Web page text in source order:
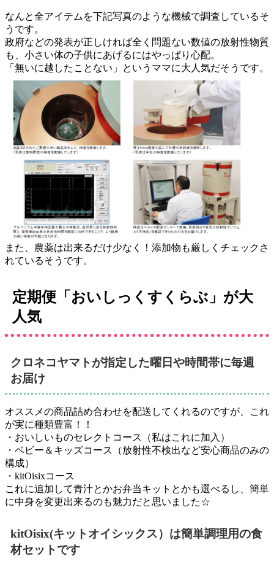
なんと全アイテムを下記写真のような機械で調査しているそ
うです。
政府などの発表が正しければ全く問題ない数値の放射性物質
も、小さい体の子供にあげるにはやっぱり心配。
「無いに越したことない」というママに大人気だそうです。
また、農薬は出来るだけ少なく！添加物も厳しくチェックさ
れているそうです。
定期便「おいしっくすくらぶ」が大
人気
クロネコヤマトが指定した曜日や時間帯に毎週
お届け
オススメの商品詰め合わせを配送してくれるのですが、これ
が実に種類豊富！！
・おいしいものセレクトコース（私はこれに加入）
・ベビー＆キッズコース（放射性不検出など安心商品のみの
構成）
・kitOisixコース
これに追加して青汁とかお弁当キットとかも選べるし、簡単
に中身を変更出来るのも魅力だと思いました☆
kitOisix(キットオイシックス）は簡単調理用の食
材セットです